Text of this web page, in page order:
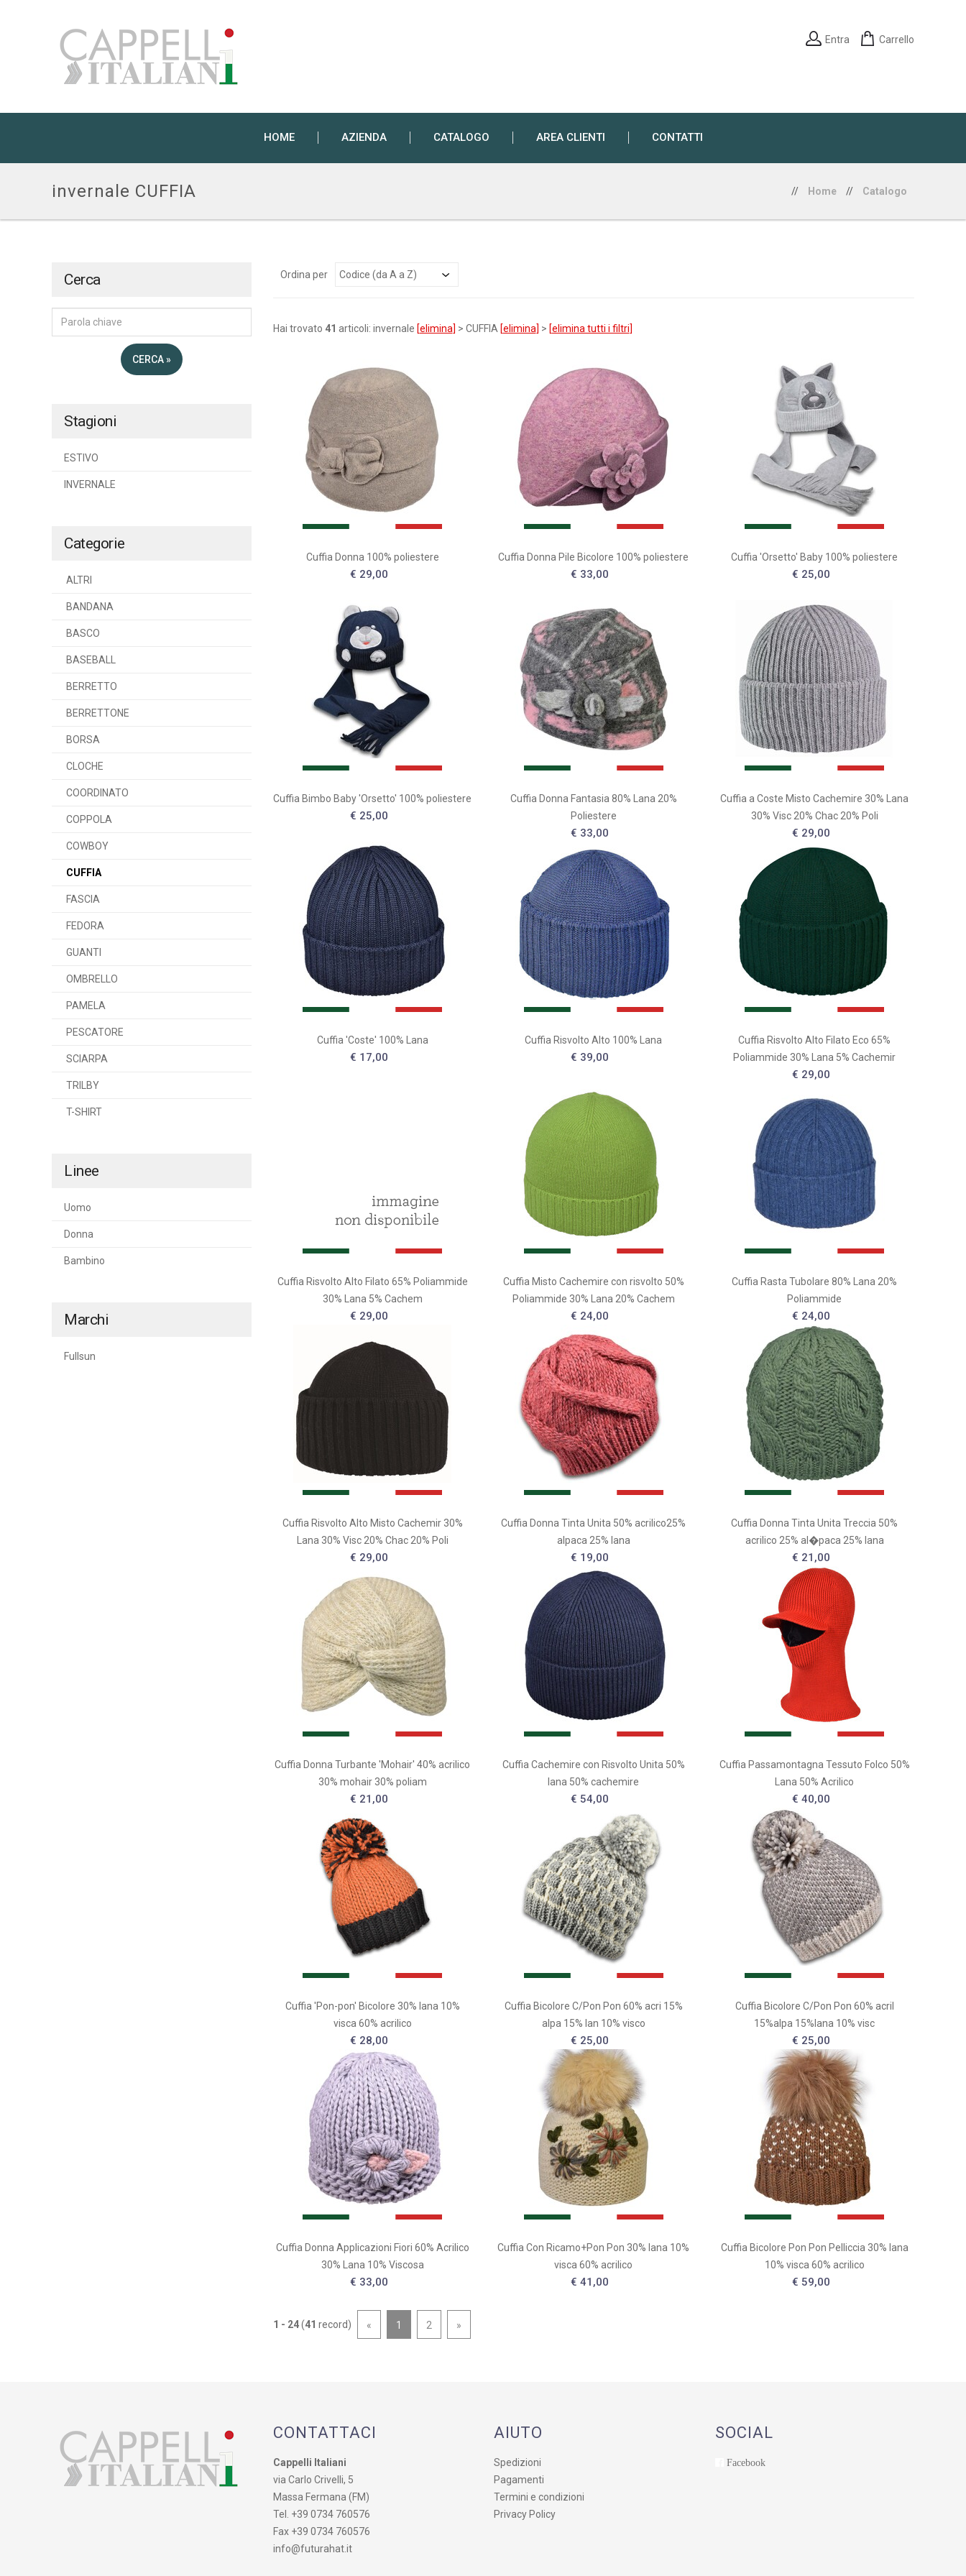
Entra Carrello
HOME AZIENDA CATALOGO AREA CLIENTI CONTATTI
invernale CUFFIA // Home // Catalogo
Cerca
CERCA »
Stagioni
ESTIVO
INVERNALE
Categorie
ALTRI
BANDANA
BASCO
BASEBALL
BERRETTO
BERRETTONE
BORSA
CLOCHE
COORDINATO
COPPOLA
COWBOY
CUFFIA
FASCIA
FEDORA
GUANTI
OMBRELLO
PAMELA
PESCATORE
SCIARPA
TRILBY
T-SHIRT
Linee
Uomo
Donna
Bambino
Marchi
Fullsun
Ordina per
Hai trovato 41 articoli: invernale [elimina] > CUFFIA [elimina] > [elimina tutti i filtri]
Cuffia Donna 100% poliestere
€ 29,00
Cuffia Donna Pile Bicolore 100% poliestere
€ 33,00
Cuffia 'Orsetto' Baby 100% poliestere
€ 25,00
Cuffia Bimbo Baby 'Orsetto' 100% poliestere
€ 25,00
Cuffia Donna Fantasia 80% Lana 20%
Poliestere
€ 33,00
Cuffia a Coste Misto Cachemire 30% Lana
30% Visc 20% Chac 20% Poli
€ 29,00
Cuffia 'Coste' 100% Lana
€ 17,00
Cuffia Risvolto Alto 100% Lana
€ 39,00
Cuffia Risvolto Alto Filato Eco 65%
Poliammide 30% Lana 5% Cachemir
€ 29,00
Cuffia Risvolto Alto Filato 65% Poliammide
30% Lana 5% Cachem
€ 29,00
Cuffia Misto Cachemire con risvolto 50%
Poliammide 30% Lana 20% Cachem
€ 24,00
Cuffia Rasta Tubolare 80% Lana 20%
Poliammide
€ 24,00
Cuffia Risvolto Alto Misto Cachemir 30%
Lana 30% Visc 20% Chac 20% Poli
€ 29,00
Cuffia Donna Tinta Unita 50% acrilico25%
alpaca 25% lana
€ 19,00
Cuffia Donna Tinta Unita Treccia 50%
acrilico 25% al�paca 25% lana
€ 21,00
Cuffia Donna Turbante 'Mohair' 40% acrilico
30% mohair 30% poliam
€ 21,00
Cuffia Cachemire con Risvolto Unita 50%
lana 50% cachemire
€ 54,00
Cuffia Passamontagna Tessuto Folco 50%
Lana 50% Acrilico
€ 40,00
Cuffia 'Pon-pon' Bicolore 30% lana 10%
visca 60% acrilico
€ 28,00
Cuffia Bicolore C/Pon Pon 60% acri 15%
alpa 15% lan 10% visco
€ 25,00
Cuffia Bicolore C/Pon Pon 60% acril
15%alpa 15%lana 10% visc
€ 25,00
Cuffia Donna Applicazioni Fiori 60% Acrilico
30% Lana 10% Viscosa
€ 33,00
Cuffia Con Ricamo+Pon Pon 30% lana 10%
visca 60% acrilico
€ 41,00
Cuffia Bicolore Pon Pon Pelliccia 30% lana
10% visca 60% acrilico
€ 59,00
1 - 24(41 record) « 1 2 »
CONTATTACI
Cappelli Italiani
via Carlo Crivelli, 5
Massa Fermana (FM)
Tel. +39 0734 760576
Fax +39 0734 760576
info@futurahat.it
AIUTO
Spedizioni
Pagamenti
Termini e condizioni
Privacy Policy
SOCIAL
Facebook